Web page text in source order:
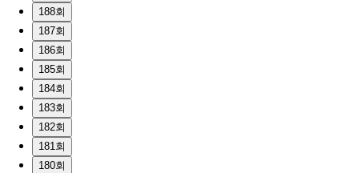
188회
187회
186회
185회
184회
183회
182회
181회
180회